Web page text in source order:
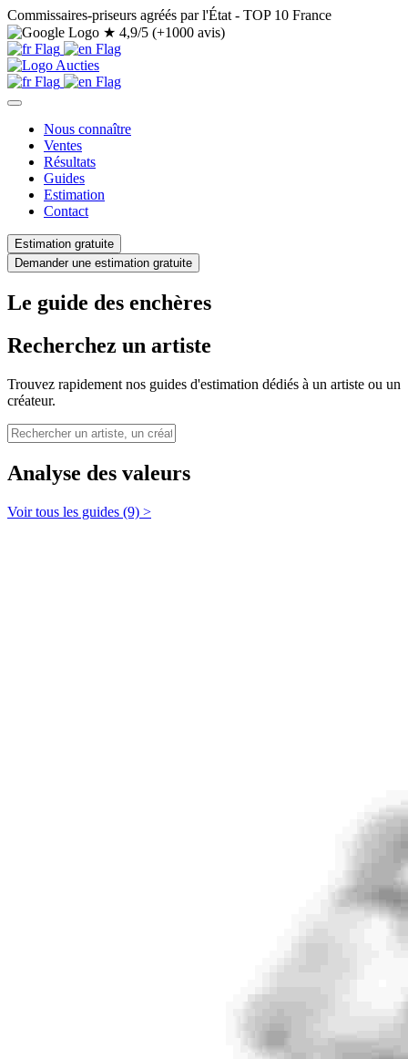
Commissaires-priseurs agréés par l'État - TOP 10 France
★ 4,9/5 (+1000 avis)
Nous connaître
Ventes
Résultats
Guides
Estimation
Contact
Estimation gratuite
Demander une estimation gratuite
Le guide des enchères
Recherchez un artiste
Trouvez rapidement nos guides d'estimation dédiés à un artiste ou un
créateur.
Analyse des valeurs
Voir tous les guides (9) >